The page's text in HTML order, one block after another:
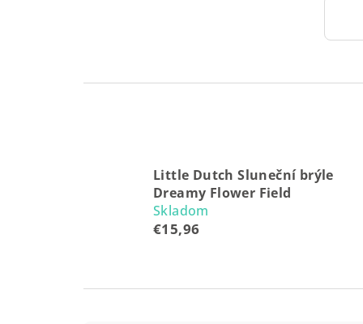
Little Dutch Sluneční brýle
Dreamy Flower Field
Skladom
€15,96